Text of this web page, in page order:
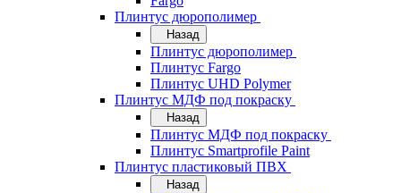
Плинтус дюрополимер
Назад
Плинтус дюрополимер
Плинтус Fargo
Плинтус UHD Polymer
Плинтус МДФ под покраску
Назад
Плинтус МДФ под покраску
Плинтус Smartprofile Paint
Плинтус пластиковый ПВХ
Назад